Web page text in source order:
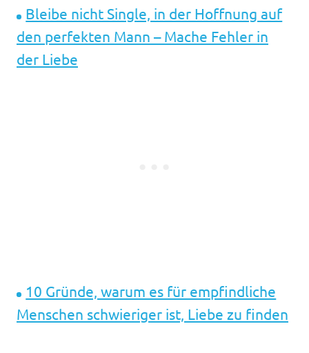
Bleibe nicht Single, in der Hoffnung auf
den perfekten Mann – Mache Fehler in
der Liebe
10 Gründe, warum es für empfindliche
Menschen schwieriger ist, Liebe zu finden